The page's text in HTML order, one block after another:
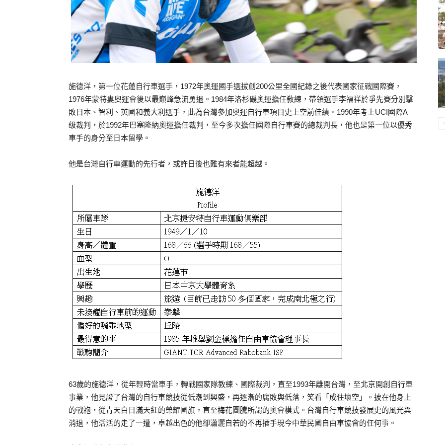
施德洋，第一位花蓮自行車選手，1972年奧運國手選拔創200公里全國紀錄之後代表國家征戰國際賽，
1976年蒙特婁奧運會後以最巔峰急流勇退。1984年洛杉磯奧運擔任敎練，帶領選手李福祥於爭先賽分別擊
敗日本、智利、英國和義大利選手，此為台灣參加奧運自行車項目史上空前佳績。1990年考上UCI國際A
级裁判，於1992年巴塞隆納奧運擔任裁判，至今多次擔任國際自行車賽的總裁判長，他也是第一位以優秀
車手的身分至日本留學。
他是台灣自行車運動的先行者，或許日後也難有來者能超越。
63歲的施德洋，從年輕時當車手，轉戰國家隊教練、國際裁判，直至1993年離開台灣，至北京開創自行車
事業，他見證了台灣的自行車競技從低潮到興盛，再逐漸的腐敗與低落，笑看「成住壞空」。披在他身上
的戰袍，從青天白日滿天紅的榮耀國旗，直至梅花圖騰所謂的奧會模式。台灣自行車競技發展史的風光與
消退，他活活的走了一遭，卓越出色的他卻瀟灑自若的不再插手現今中華民國自由車協會的任何事。